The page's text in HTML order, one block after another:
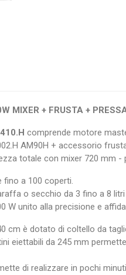
MIXER + FRUSTA +
comprende motore
AM90H + accessorio
totale con mixer 720 mm
fino a 100 coperti.
o secchio da 3 fino a 8
W unito alla precisione e
cm è dotato di coltello da
eiettabili da 245 mm
di realizzare in pochi
Accedi